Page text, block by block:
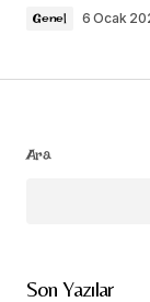
Comment*
Daha
Genel 6 Ocak
Ara
Son Yazılar